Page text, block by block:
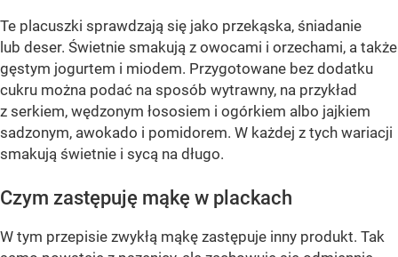
Te placuszki sprawdzają się jako przekąska, śniadanie
lub deser. Świetnie smakują z owocami i orzechami, a także
gęstym jogurtem i miodem. Przygotowane bez dodatku
cukru można podać na sposób wytrawny, na przykład
z serkiem, wędzonym łososiem i ogórkiem albo jajkiem
sadzonym, awokado i pomidorem. W każdej z tych wariacji
smakują świetnie i sycą na długo.
Czym zastępuję mąkę w plackach
W tym przepisie zwykłą mąkę zastępuje inny produkt. Tak